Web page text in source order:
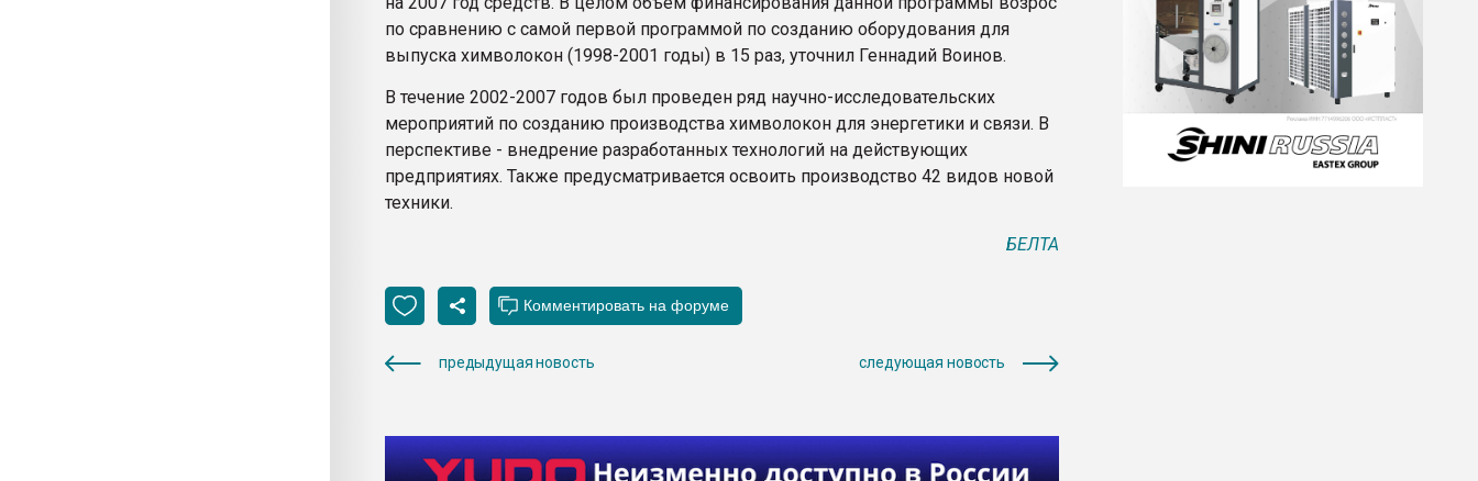
по сравнению с самой первой программой по созданию оборудования для
выпуска химволокон (1998-2001 годы) в 15 раз, уточнил Геннадий Воинов.
В течение 2002-2007 годов был проведен ряд научно-исследовательских
мероприятий по созданию производства химволокон для энергетики и связи. В
перспективе - внедрение разработанных технологий на действующих
предприятиях. Также предусматривается освоить производство 42 видов новой
техники.
БЕЛТА
предыдущая новость следующая новость